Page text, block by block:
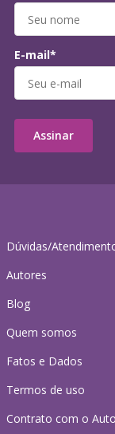
Dúvidas/
Autores
Blog
Quem somos
Fatos e Dados
Termos de uso
Contrato com o
E-mail*
Assinar